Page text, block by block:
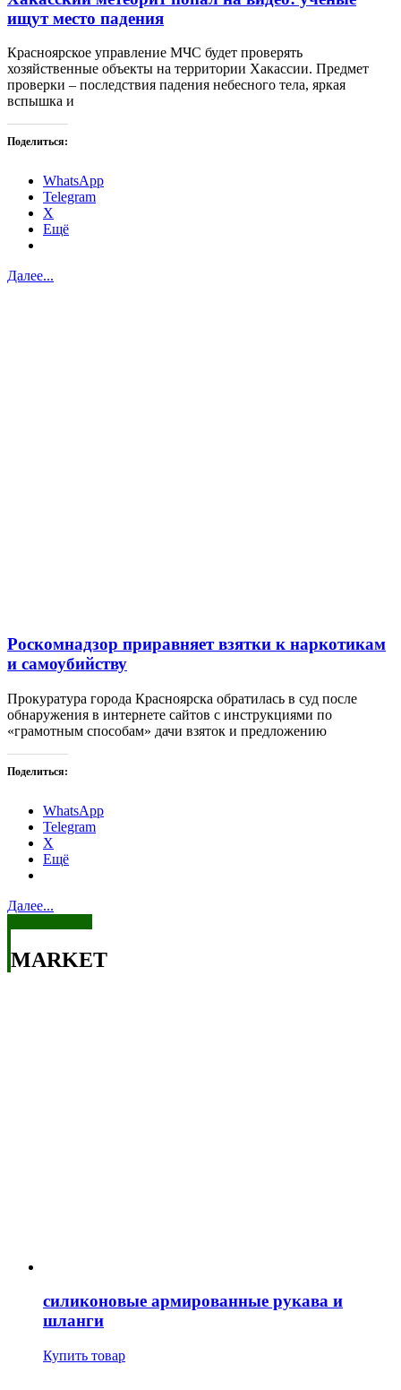
ищут место падения
Красноярское управление МЧС будет проверять
хозяйственные объекты на территории Хакассии. Предмет
проверки – последствия падения небесного тела, яркая
вспышка и
Поделиться:
WhatsApp
Telegram
X
Ещё
Далее...
Роскомнадзор приравняет взятки к наркотикам
и самоубийству
Прокуратура города Красноярска обратилась в суд после
обнаружения в интернете сайтов с инструкциями по
«грамотным способам» дачи взяток и предложению
Поделиться:
WhatsApp
Telegram
X
Ещё
Далее...
MARKET
силиконовые армированные рукава и
шланги
Купить товар